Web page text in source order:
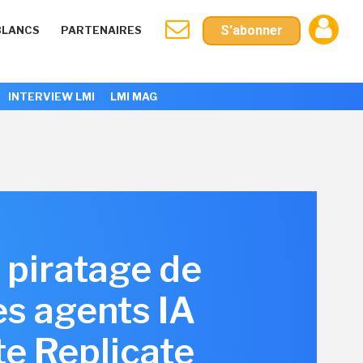
PARTENAIRES S'abonner
INTERVIEW LMI LMI MAG
piratage de
agents IA
Replicate